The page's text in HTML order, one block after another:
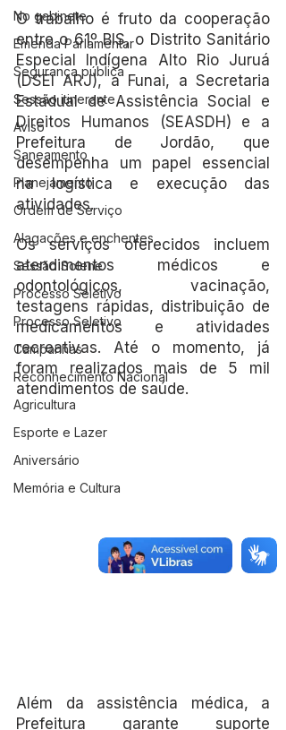
No gabinete
Emenda Parlamentar
Segurança pública
Sessão itinerante
Aviso
Saneamento
Planejamento
Ordem de Serviço
Alagações e enchentes
Sessão Solene
Processo Seletivo
Processo Seletivo
Campanhas
Reconhecimento Nacional
Agricultura
Esporte e Lazer
Aniversário
Memória e Cultura
O trabalho é fruto da cooperação
entre o 61º BIS, o Distrito Sanitário
Especial Indígena Alto Rio Juruá
(DSEI ARJ), a Funai, a Secretaria
Estadual de Assistência Social e
Direitos Humanos (SEASDH) e a
Prefeitura de Jordão, que
desempenha um papel essencial
na logística e execução das
atividades.
Os serviços oferecidos incluem
atendimentos médicos e
odontológicos, vacinação,
testagens rápidas, distribuição de
medicamentos e atividades
recreativas. Até o momento, já
foram realizados mais de 5 mil
atendimentos de saúde.
Além da assistência médica, a
Prefeitura garante suporte